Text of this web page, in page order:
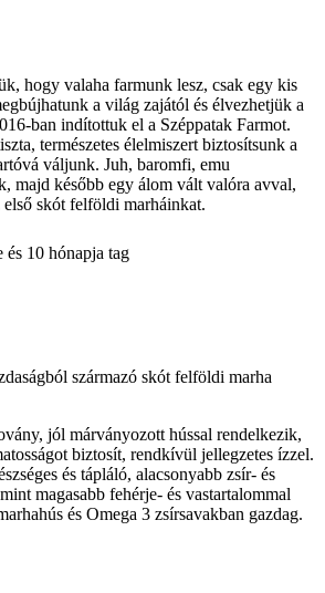
hogy valaha farmunk lesz, csak egy kis
a világ zajától és élvezhetjük a
ban indítottuk el a Széppatak Farmot.
természetes élelmiszert biztosítsunk a
váljunk. Juh, baromfi, emu
majd később egy álom vált valóra avval,
skót felföldi marháinkat.
és 10 hónapja tag
származó skót felföldi marha
jól márványozott hússal rendelkezik,
biztosít, rendkívül jellegzetes ízzel.
és tápláló, alacsonyabb zsír- és
magasabb fehérje- és vastartalommal
és Omega 3 zsírsavakban gazdag.